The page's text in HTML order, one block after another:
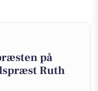
på
Ruth